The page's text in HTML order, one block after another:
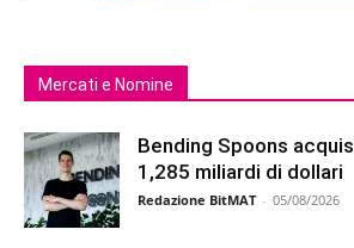
Mercati e Nomine
Bending Spoons
1,285 miliardi di dollari
Redazione BitMAT - 05/08/2026